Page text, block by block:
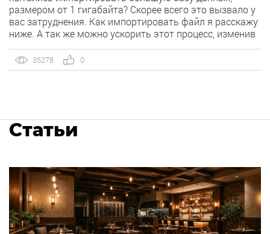
размером от 1 гигабайта? Скорее всего это вызвало у
вас затруднения. Как импортировать файл я расскажу
ниже. А так же можно ускорить этот процесс, изменив
OpenServer, посмотрите в настройках свою версию
MySQL. И на всякий случай, для увеличения […]
35278 0
Статьи